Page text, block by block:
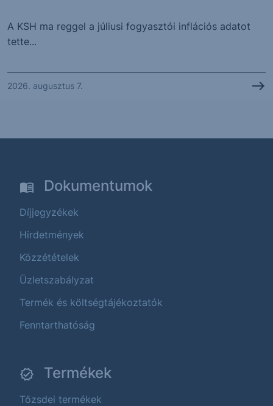
A KSH ma reggel a júliusi fogyasztói inflációs adatot
tette...
2026. augusztus 7.
Dokumentumok
Díjjegyzékek
Hirdetmények
Közzétételek
Üzletszabályzat
Termék és költségtájékoztatók
Fenntarthatóság
Termékek
Tőzsdei termékek